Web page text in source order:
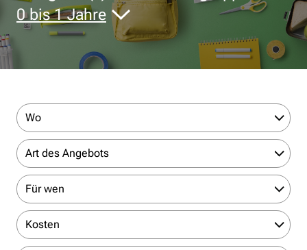
0 bis 1 Jahre
Wo
Art des Angebots
Für wen
Kosten